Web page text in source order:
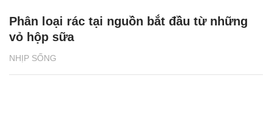
NHỊP SỐNG
Phân loại rác tại nguồn bắt đầu từ những
vỏ hộp sữa